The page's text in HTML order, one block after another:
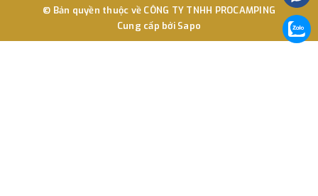
© Bản quyền thuộc về CÔNG TY TNHH PROCAMPING
Cung cấp bởi Sapo